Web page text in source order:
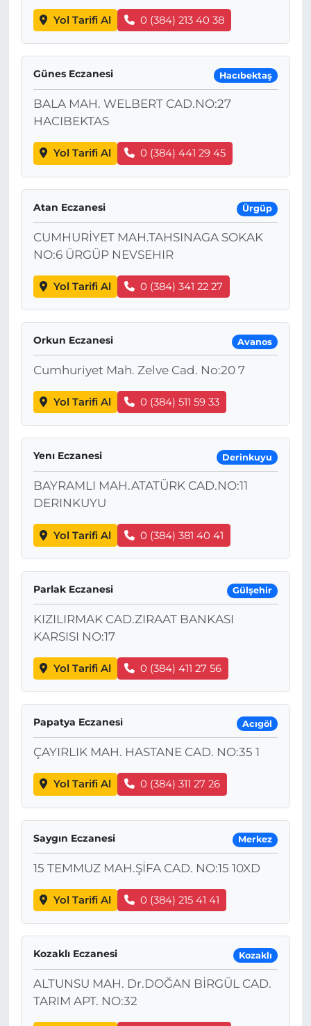
Yol Tarifi Al 0 (384) 213 40 38
Günes Eczanesi Hacıbektaş
BALA MAH. WELBERT CAD.NO:27
HACIBEKTAS
Yol Tarifi Al 0 (384) 441 29 45
Atan Eczanesi Ürgüp
CUMHURİYET MAH.TAHSINAGA SOKAK
NO:6 ÜRGÜP NEVSEHIR
Yol Tarifi Al 0 (384) 341 22 27
Orkun Eczanesi Avanos
Cumhuriyet Mah. Zelve Cad. No:20 7
Yol Tarifi Al 0 (384) 511 59 33
Yenı Eczanesi Derinkuyu
BAYRAMLI MAH.ATATÜRK CAD.NO:11
DERINKUYU
Yol Tarifi Al 0 (384) 381 40 41
Parlak Eczanesi Gülşehir
KIZILIRMAK CAD.ZIRAAT BANKASI
KARSISI NO:17
Yol Tarifi Al 0 (384) 411 27 56
Papatya Eczanesi Acıgöl
ÇAYIRLIK MAH. HASTANE CAD. NO:35 1
Yol Tarifi Al 0 (384) 311 27 26
Saygın Eczanesi Merkez
15 TEMMUZ MAH.ŞİFA CAD. NO:15 10XD
Yol Tarifi Al 0 (384) 215 41 41
Kozaklı Eczanesi Kozaklı
ALTUNSU MAH. Dr.DOĞAN BİRGÜL CAD.
TARIM APT. NO:32